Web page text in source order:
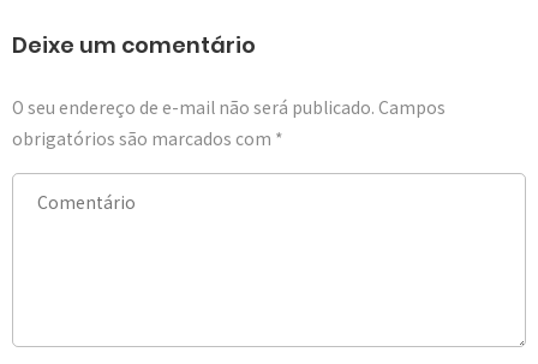
Deixe um comentário
O seu endereço de e-mail não será publicado. Campos
obrigatórios são marcados com *